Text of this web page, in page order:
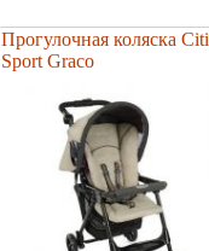
Прогулочная коляска Citi
Sport Graco